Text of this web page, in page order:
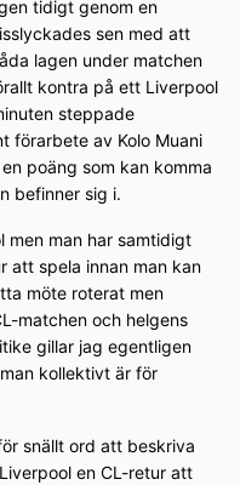
tidigt genom en
sen med att
lagen under matchen
kontra på ett Liverpool
steppade
förarbete av Kolo Muani
poäng som kan komma
befinner sig i.
men man har samtidigt
att spela innan man kan
möte roterat men
matchen och helgens
gillar jag egentligen
kollektivt är för
snällt ord att beskriva
en CL-retur att